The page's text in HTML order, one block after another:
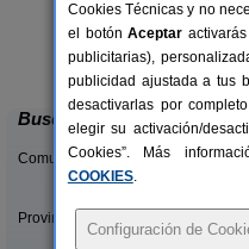
Can
Massanes
Buscar
Comunidades:
Provincias/Islas:
Cookies Técnicas y no
el botónAceptar
publicitarias),
publicidad ajustada a tus
desactivarlas por
elegir su activación/
Cookies”. Más
COOKIES.